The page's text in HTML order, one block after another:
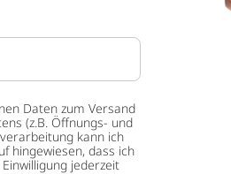
Daten zum Versand
(z.B. Öffnungs- und
kann ich
hingewiesen, dass ich
jederzeit